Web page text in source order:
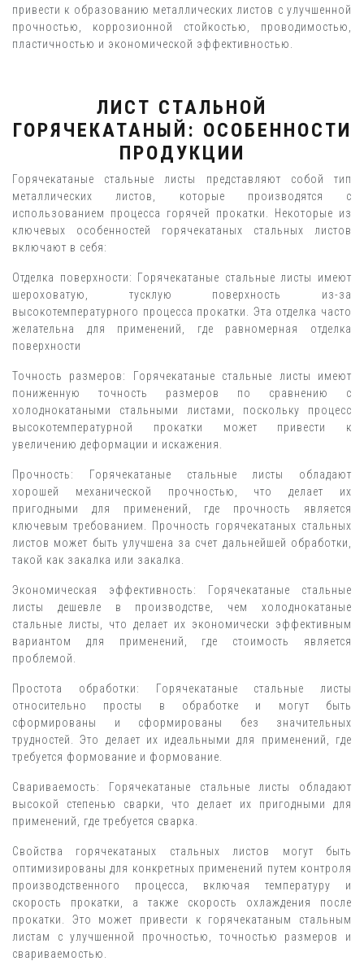
привести к образованию металлических листов с улучшенной
прочностью, коррозионной стойкостью, проводимостью,
пластичностью и экономической эффективностью.
ЛИСТ СТАЛЬНОЙ
ГОРЯЧЕКАТАНЫЙ: ОСОБЕННОСТИ
ПРОДУКЦИИ
Горячекатаные стальные листы представляют собой тип
металлических листов, которые производятся с
использованием процесса горячей прокатки. Некоторые из
ключевых особенностей горячекатаных стальных листов
включают в себя:
Отделка поверхности: Горячекатаные стальные листы имеют
шероховатую, тусклую поверхность из-за
высокотемпературного процесса прокатки. Эта отделка часто
желательна для применений, где равномерная отделка
поверхности
Точность размеров: Горячекатаные стальные листы имеют
пониженную точность размеров по сравнению с
холоднокатаными стальными листами, поскольку процесс
высокотемпературной прокатки может привести к
увеличению деформации и искажения.
Прочность: Горячекатаные стальные листы обладают
хорошей механической прочностью, что делает их
пригодными для применений, где прочность является
ключевым требованием. Прочность горячекатаных стальных
листов может быть улучшена за счет дальнейшей обработки,
такой как закалка или закалка.
Экономическая эффективность: Горячекатаные стальные
листы дешевле в производстве, чем холоднокатаные
стальные листы, что делает их экономически эффективным
вариантом для применений, где стоимость является
проблемой.
Простота обработки: Горячекатаные стальные листы
относительно просты в обработке и могут быть
сформированы и сформированы без значительных
трудностей. Это делает их идеальными для применений, где
требуется формование и формование.
Свариваемость: Горячекатаные стальные листы обладают
высокой степенью сварки, что делает их пригодными для
применений, где требуется сварка.
Свойства горячекатаных стальных листов могут быть
оптимизированы для конкретных применений путем контроля
производственного процесса, включая температуру и
скорость прокатки, а также скорость охлаждения после
прокатки. Это может привести к горячекатаным стальным
листам с улучшенной прочностью, точностью размеров и
свариваемостью.